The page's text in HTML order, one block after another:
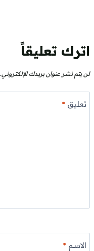
اترك تعليقاً
لن يتم نشر عنوان بريدك الإلكتروني.
تعليق*
الاسم*